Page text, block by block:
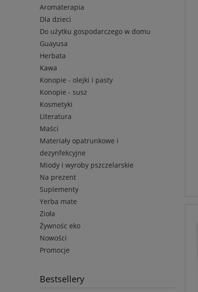
Aromaterapia
Dla dzieci
Do użytku gospodarczego w domu
Guayusa
Herbata
Kawa
Konopie - olejki i pasty
Konopie - susz
Kosmetyki
Literatura
Maści
Materiały opatrunkowe i
dezynfekcyjne
Miody i wyroby pszczelarskie
Na prezent
Suplementy
Yerba mate
Zioła
Żywnośc eko
Nowości
Promocje
Bestsellery